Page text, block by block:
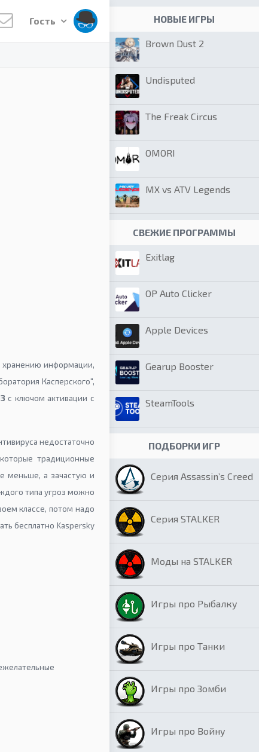
Гость
хранению информации,
Касперского",
с ключом активации с
недостаточно
традиционные
меньше, а зачастую и
типа угроз можно
классе, потом надо
бесплатно Kaspersky
НОВЫЕ ИГРЫ
Brown Dust 2
Undisputed
The Freak Circus
OMORI
MX vs ATV Legends
СВЕЖИЕ ПРОГРАММЫ
Exitlag
OP Auto Clicker
Apple Devices
Gearup Booster
SteamTools
ПОДБОРКИ ИГР
Серия Assassin’s Creed
Серия STALKER
Моды на STALKER
Игры про Рыбалку
Игры про Танки
Игры про Зомби
Игры про Войну